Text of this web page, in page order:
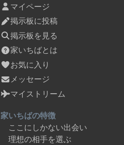
マイページ
掲示板に投稿
掲示板を見る
家いちばとは
お気に入り
メッセージ
マイストリーム
家いちばの特徴
ここにしかない出会い
理想の相手を選ぶ